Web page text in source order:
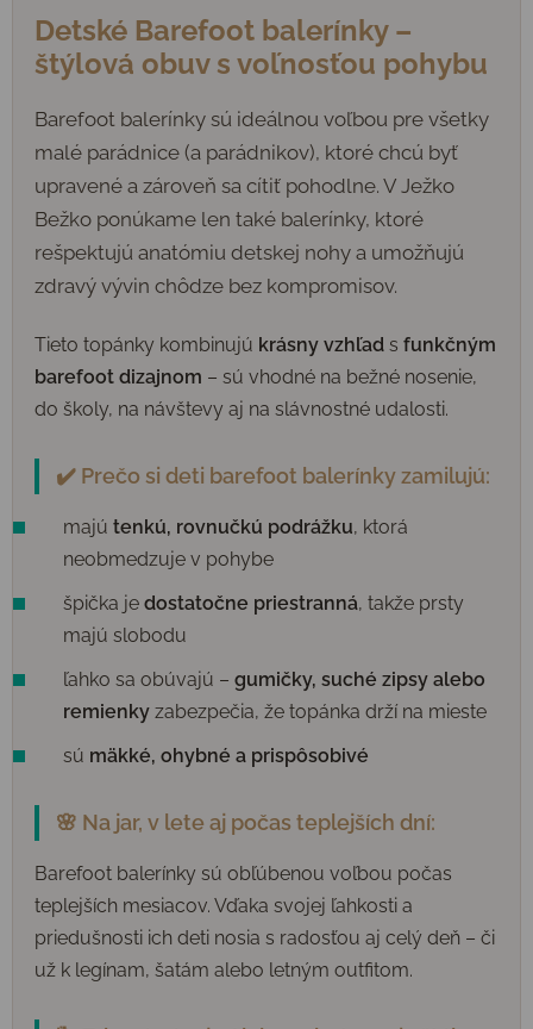
Detské Barefoot balerínky –
štýlová obuv s voľnosťou pohybu
Barefoot balerínky sú ideálnou voľbou pre všetky
malé parádnice (a parádnikov), ktoré chcú byť
upravené a zároveň sa cítiť pohodlne. V Ježko
Bežko ponúkame len také balerínky, ktoré
rešpektujú anatómiu detskej nohy a umožňujú
zdravý vývin chôdze bez kompromisov.
Tieto topánky kombinujú krásny vzhľad s funkčným
barefoot dizajnom – sú vhodné na bežné nosenie,
do školy, na návštevy aj na slávnostné udalosti.
✔️ Prečo si deti barefoot balerínky zamilujú:
majú tenkú, rovnučkú podrážku, ktorá
neobmedzuje v pohybe
špička je dostatočne priestranná, takže prsty
majú slobodu
ľahko sa obúvajú – gumičky, suché zipsy alebo
remienky zabezpečia, že topánka drží na mieste
sú mäkké, ohybné a prispôsobivé
🌸 Na jar, v lete aj počas teplejších dní:
Barefoot balerínky sú obľúbenou voľbou počas
teplejších mesiacov. Vďaka svojej ľahkosti a
priedušnosti ich deti nosia s radosťou aj celý deň – či
už k legínam, šatám alebo letným outfitom.